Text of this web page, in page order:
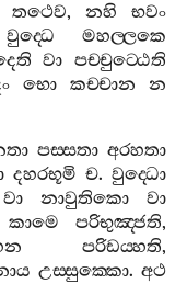
තථෙව, නහි
භවං
වුද‍්ධෙ
මහල‍්ලකෙ
වා පච‍්චුට‍්ඨෙති
භො කච‍්චාන
න
පස‍්සතා අරහතා
දහරභූමි ච.වුද‍්ධො
වා නාවුතිකො
වා
කාමෙ පරිභුඤ‍්ජති,
පරිඩය‍්හති,
උස‍්සුක‍්කො. අථ